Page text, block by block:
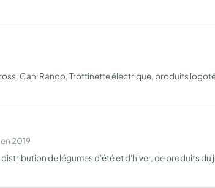
Cani Rando, Trottinette électrique, produits
2019
de légumes d'été et d'hiver, de produits du